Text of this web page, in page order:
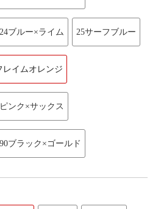
24ブルー×ライム 25サーフブルー
レイムオレンジ
ンク×サックス
90ブラック×ゴールド